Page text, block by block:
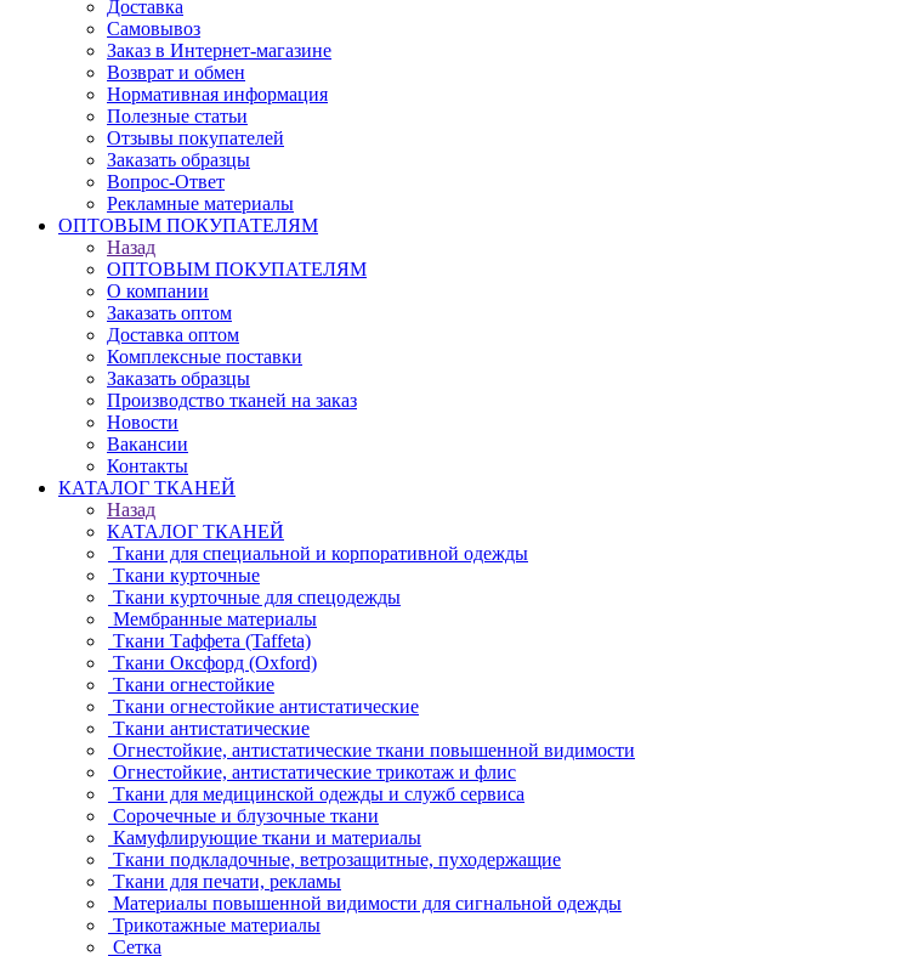
Доставка
Самовывоз
Заказ в Интернет-магазине
Возврат и обмен
Нормативная информация
Полезные статьи
Отзывы покупателей
Заказать образцы
Вопрос-Ответ
Рекламные материалы
ОПТОВЫМ ПОКУПАТЕЛЯМ
Назад
ОПТОВЫМ ПОКУПАТЕЛЯМ
О компании
Заказать оптом
Доставка оптом
Комплексные поставки
Заказать образцы
Производство тканей на заказ
Новости
Вакансии
Контакты
КАТАЛОГ ТКАНЕЙ
Назад
КАТАЛОГ ТКАНЕЙ
Ткани для специальной и корпоративной одежды
Ткани курточные
Ткани курточные для спецодежды
Мембранные материалы
Ткани Таффета (Taffeta)
Ткани Оксфорд (Oxford)
Ткани огнестойкие
Ткани огнестойкие антистатические
Ткани антистатические
Огнестойкие, антистатические ткани повышенной видимости
Огнестойкие, антистатические трикотаж и флис
Ткани для медицинской одежды и служб сервиса
Сорочечные и блузочные ткани
Камуфлирующие ткани и материалы
Ткани подкладочные, ветрозащитные, пуходержащие
Ткани для печати, рекламы
Материалы повышенной видимости для сигнальной одежды
Трикотажные материалы
Сетка